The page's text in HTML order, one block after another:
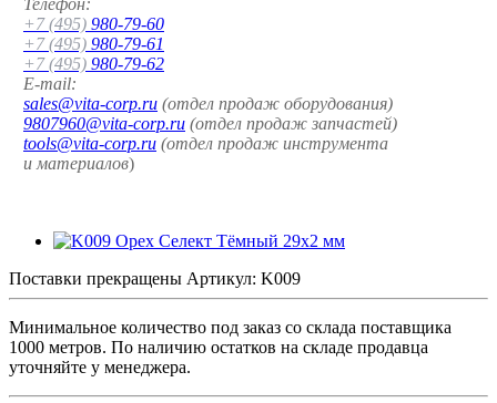
+7 (495) 980-79-60
+7 (495) 980-79-61
+7 (495) 980-79-62
E-mail:
sales@vita-corp.ru (отдел продаж оборудования)
9807960@vita-corp.ru (отдел продаж запчастей)
tools@vita-corp.ru (отдел продаж инструмента
и материалов)
Поставки прекращены Артикул: K009
Минимальное количество под заказ со склада поставщика
1000 метров. По наличию остатков на складе продавца
уточняйте у менеджера.